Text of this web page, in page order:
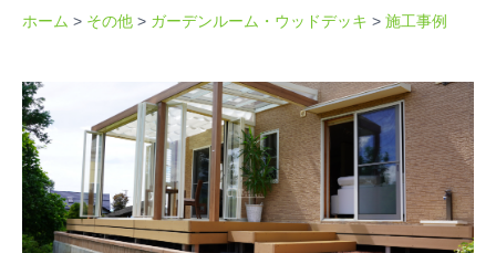
ホーム > その他 > ガーデンルーム・ウッドデッキ > 施工事例